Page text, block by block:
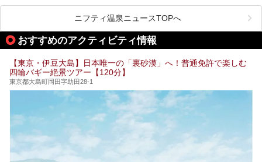
ら、特におすすめしたい施設14選をご紹介します。
してみてください。
また、終電を逃してしまい、「このまま朝までゆっくりでき
る場所があれば」と探した経験がある人も多いのではないで
しょうか。
そこで本記事では、東京でおすすめのスーパー銭湯を、目的
24時間営業で宿泊できる施設や、1,000円以下で楽しめる安
い施設、デートや休日レジャーにもぴったりなエンタメ要素
が充実した施設など、利用のシーンに合わせて参考にしてく
ださい。
ニフティ温泉ニュースTOPへ
おすすめのアクティビティ情報
【東京・伊豆大島】日本唯一の「裏砂漠」へ！普通免許で楽しむ
四輪バギー絶景ツアー【120分】
東京都大島町岡田字助田28-1